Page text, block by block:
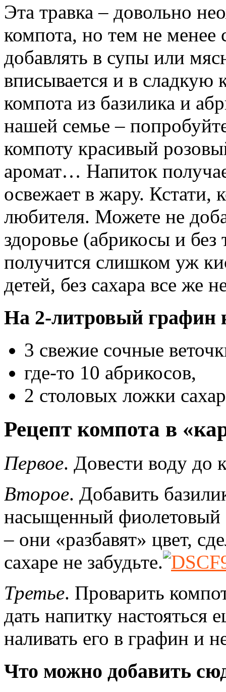
Эта травка – довольно
компота, но тем не менее
добавлять в супы или
вписывается и в
компота из базилика и
нашей семье –
компоту красивый
аромат… Напиток
освежает в жару. Кстати,
любителя. Можете не
здоровье (абрикосы и без
получится слишком уж
детей, без сахара все же
На 2-литровый графин
3 свежие сочные
где-то 10 абрикосов,
2 столовых ложки
Рецепт компота в
Первое. Довести воду до
Второе. Добавить
насыщенный фиолетовый
– они «разбавят» цвет,
сахаре не забудьте.
Третье. Проварить
дать напитку
наливать его в графин и
Что можно добавить